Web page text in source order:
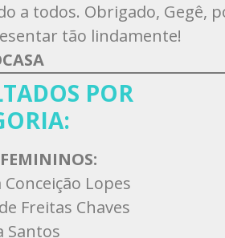
a todos. Obrigado, Gegê,
tão lindamente!
POR
Conceição Lopes
Freitas Chaves
Santos